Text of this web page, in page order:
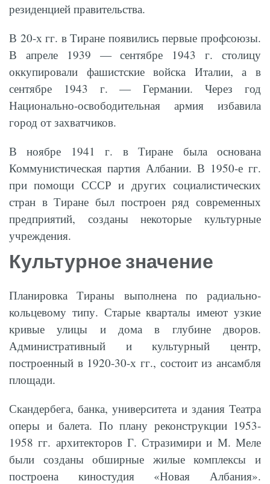
резиденцией правительства.
В 20-х гг. в Тиране появились первые профсоюзы.
В апреле 1939 — сентябре 1943 г. столицу
оккупировали фашистские войска Италии, а в
сентябре 1943 г. — Германии. Через год
Национально-освободительная армия избавила
город от захватчиков.
В ноябре 1941 г. в Тиране была основана
Коммунистическая партия Албании. В 1950-е гг.
при помощи СССР и других социалистических
стран в Тиране был построен ряд современных
предприятий, созданы некоторые культурные
учреждения.
Культурное значение
Планировка Тираны выполнена по радиально-
кольцевому типу. Старые кварталы имеют узкие
кривые улицы и дома в глубине дворов.
Административный и культурный центр,
построенный в 1920-30-х гг., состоит из ансамбля
площади.
Скандербега, банка, университета и здания Театра
оперы и балета. По плану реконструкции 1953-
1958 гг. архитекторов Г. Стразимири и М. Меле
были созданы обширные жилые комплексы и
построена киностудия «Новая Албания».